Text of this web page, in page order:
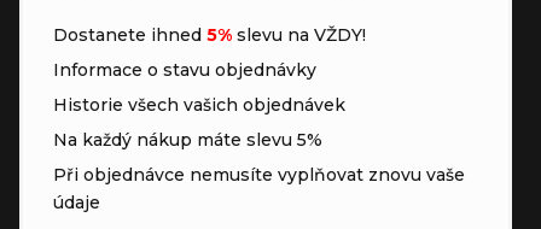
Dostanete ihned 5% slevu na VŽDY!
Informace o stavu objednávky
Historie všech vašich objednávek
Na každý nákup máte slevu 5%
Při objednávce nemusíte vyplňovat znovu vaše
údaje